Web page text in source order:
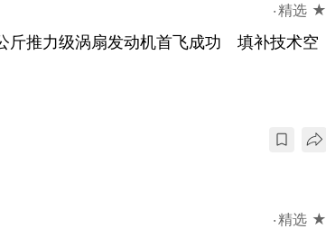
精选 ★
斤推力级涡扇发动机首飞成功 填补技术空
精选 ★